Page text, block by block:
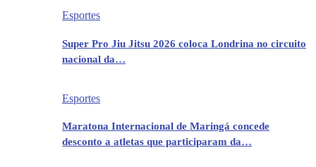
Esportes
Super Pro Jiu Jitsu 2026 coloca Londrina no circuito
nacional da…
Esportes
Maratona Internacional de Maringá concede
desconto a atletas que participaram da…